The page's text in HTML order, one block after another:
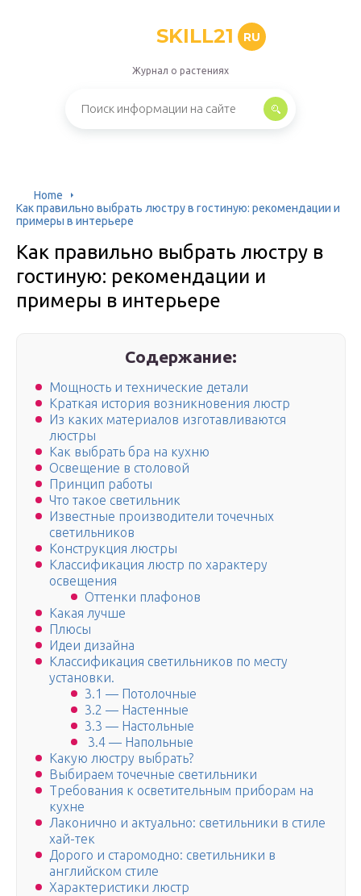
SKILL21 RU
Журнал о растениях
Home
Как правильно выбрать люстру в гостиную: рекомендации и
примеры в интерьере
Как правильно выбрать люстру в
гостиную: рекомендации и
примеры в интерьере
Содержание:
Мощность и технические детали
Краткая история возникновения люстр
Из каких материалов изготавливаются
люстры
Как выбрать бра на кухню
Освещение в столовой
Принцип работы
Что такое светильник
Известные производители точечных
светильников
Конструкция люстры
Классификация люстр по характеру
освещения
Оттенки плафонов
Какая лучше
Плюсы
Идеи дизайна
Классификация светильников по месту
установки.
3.1 — Потолочные
3.2 — Настенные
3.3 — Настольные
3.4 — Напольные
Какую люстру выбрать?
Выбираем точечные светильники
Требования к осветительным приборам на
кухне
Лаконично и актуально: светильники в стиле
хай-тек
Дорого и старомодно: светильники в
английском стиле
Характеристики люстр